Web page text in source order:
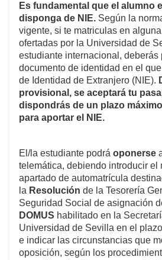
Es fundamental que el alumno
disponga de NIE. Según la
vigente, si te matriculas en
ofertadas por la Universidad de
estudiante internacional, deberás
documento de identidad en el
de Identidad de Extranjero (NIE).
provisional, se aceptará tu
dispondrás de un plazo
para aportar el NIE.
El/la estudiante podrá oponerse
telemática, debiendo introducir el
apartado de automatrícula
la Resolución de la Tesorería
Seguridad Social de asignación
DOMUS habilitado en la
Universidad de Sevilla en el
e indicar las circunstancias que
oposición, según los